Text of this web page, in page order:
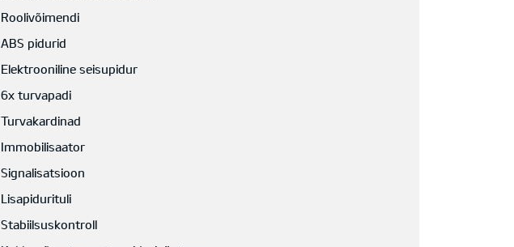
Roolivõimendi
ABS pidurid
Elektrooniline seisupidur
6x turvapadi
Turvakardinad
Immobilisaator
Signalisatsioon
Lisapidurituli
Stabiilsuskontroll